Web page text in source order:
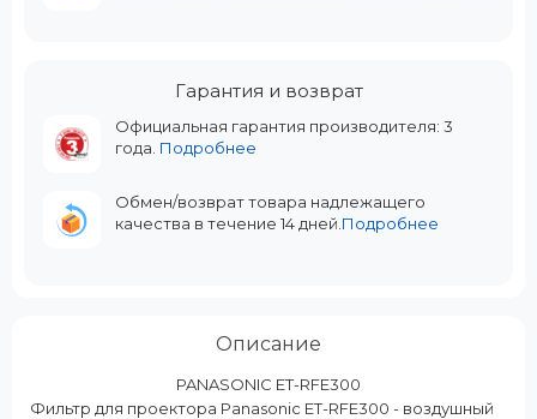
Гарантия и возврат
Официальная гарантия производителя: 3
года. Подробнее
Обмен/возврат товара надлежащего
качества в течение 14 дней. Подробнее
Описание
PANASONIC ET-RFE300
Фильтр для проектора Panasonic ET-RFE300 - воздушный